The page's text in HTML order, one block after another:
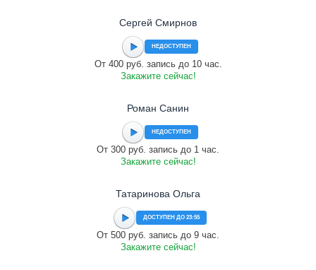
Сергей Смирнов
НЕДОСТУПЕН
От 400 руб. запись до 10 час.
Закажите сейчас!
Роман Санин
НЕДОСТУПЕН
От 300 руб. запись до 1 час.
Закажите сейчас!
Татаринова Ольга
ДОСТУПЕН ДО 23:55
От 500 руб. запись до 9 час.
Закажите сейчас!